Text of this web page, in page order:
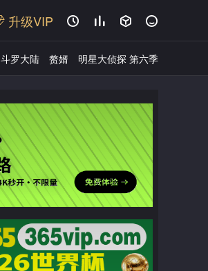
升级VIP    
斗罗大陆 赘婿 明星大侦探 第六季